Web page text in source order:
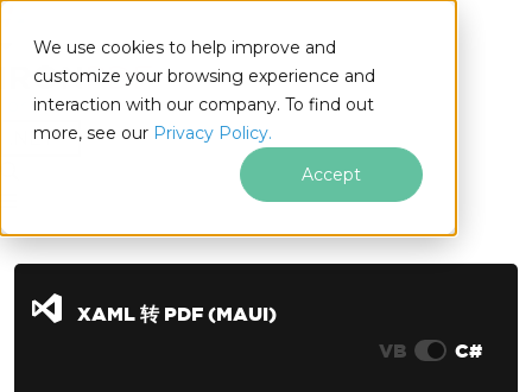
We use cookies to help improve and
customize your browsing experience and
interaction with our company. To find out
more, see our Privacy Policy.
Accept
.NET
跳至页脚内容
XAML 转 PDF (MAUI)
VB
C#